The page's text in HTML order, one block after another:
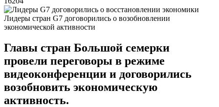
Лидеры стран G7 договорились о возобновлении
экономической активности
Главы стран Большой семерки
провели переговоры в режиме
видеоконференции и договорились
возобновить экономическую
активность.